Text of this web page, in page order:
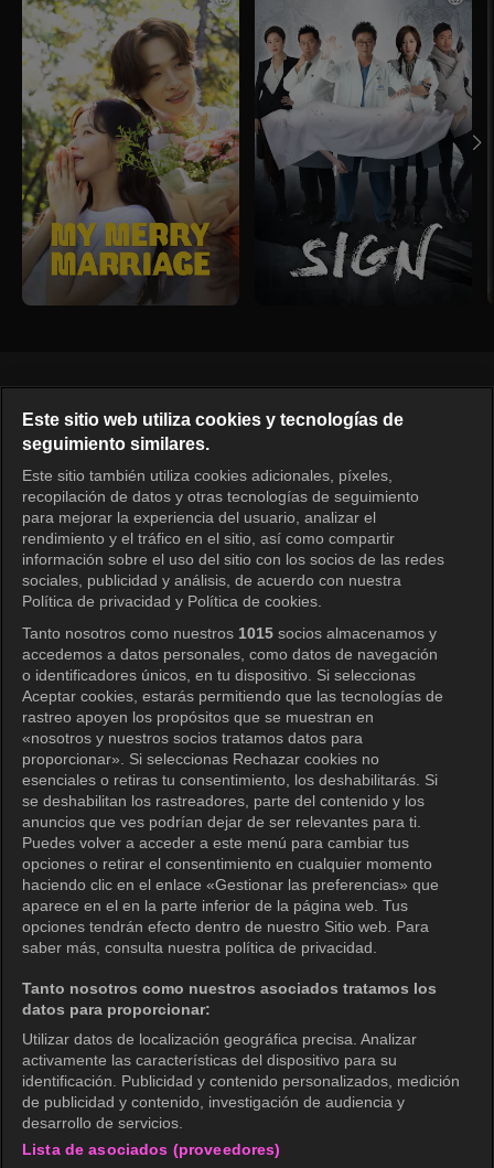
Español
KOCOWA+ Redes sociales
KOCOWA+
Centro de ayuda
Términos de uso
Política de privacidad
Política de privacidad (Europa)
Política de privacidad (Oceanía)
Política de privacidad (Brasil)
Derechos de privacidad de California
Política de cookies (Administrar tus
No venda mi información personal
Guía de calificaciones
Accesibilidad
wavve Americas
Este sitio web utiliza cookies y tecnologías de
seguimiento similares.
Este sitio también utiliza cookies adicionales, píxeles,
recopilación de datos y otras tecnologías de seguimiento
para mejorar la experiencia del usuario, analizar el
rendimiento y el tráfico en el sitio, así como compartir
información sobre el uso del sitio con los socios de las redes
sociales, publicidad y análisis, de acuerdo con nuestra
Política de privacidad y Política de cookies.
Tanto nosotros como nuestros 1015 socios almacenamos y
accedemos a datos personales, como datos de navegación
o identificadores únicos, en tu dispositivo. Si seleccionas
Aceptar cookies, estarás permitiendo que las tecnologías de
rastreo apoyen los propósitos que se muestran en
«nosotros y nuestros socios tratamos datos para
proporcionar». Si seleccionas Rechazar cookies no
esenciales o retiras tu consentimiento, los deshabilitarás. Si
se deshabilitan los rastreadores, parte del contenido y los
anuncios que ves podrían dejar de ser relevantes para ti.
Puedes volver a acceder a este menú para cambiar tus
opciones o retirar el consentimiento en cualquier momento
haciendo clic en el enlace «Gestionar las preferencias» que
aparece en el en la parte inferior de la página web. Tus
opciones tendrán efecto dentro de nuestro Sitio web. Para
saber más, consulta nuestra política de privacidad.
Tanto nosotros como nuestros asociados tratamos los
datos para proporcionar:
Utilizar datos de localización geográfica precisa. Analizar
activamente las características del dispositivo para su
identificación. Publicidad y contenido personalizados, medición
de publicidad y contenido, investigación de audiencia y
desarrollo de servicios.
Lista de asociados (proveedores)